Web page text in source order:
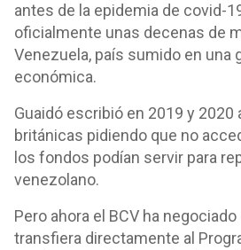
antes de la epidemia de covid-
oficialmente unas decenas de
Venezuela, país sumido en una
económica.
Guaidó escribió en 2019 y 2020
británicas pidiendo que no
los fondos podían servir para
venezolano.
Pero ahora el BCV ha
transfiera directamente al